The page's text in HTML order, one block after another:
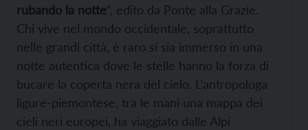
rubando la notte”, edito da Ponte alla Grazie.
Chi vive nel mondo occidentale, soprattutto
nelle grandi città, è raro si sia immerso in una
notte autentica dove le stelle hanno la forza di
bucare la coperta nera del cielo. L’antropologa
ligure-piemontese, tra le mani una mappa dei
cieli neri europei, ha viaggiato dalle Alpi